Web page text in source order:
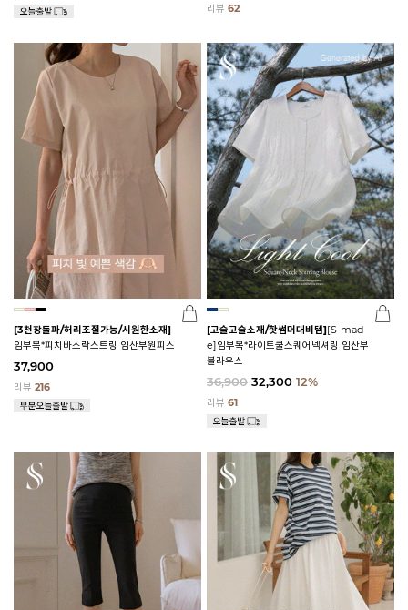
리뷰 62
[3천장돌파/허리조절가능/시원한소재]
임부복*피치바스락스트링 임산부원피스
37,900
리뷰 216
[고슬고슬소재/핫썸머대비템][S-mad
e]임부복*라이트쿨스퀘어넥셔링 임산부
블라우스
36,900 32,300 12%
리뷰 61